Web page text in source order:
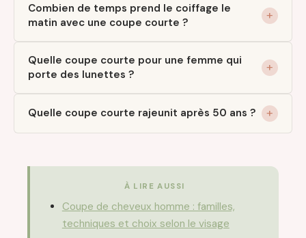
Combien de temps prend le coiffage le
matin avec une coupe courte ?
Quelle coupe courte pour une femme qui
porte des lunettes ?
Quelle coupe courte rajeunit après 50 ans ?
À LIRE AUSSI
Coupe de cheveux homme : familles,
techniques et choix selon le visage